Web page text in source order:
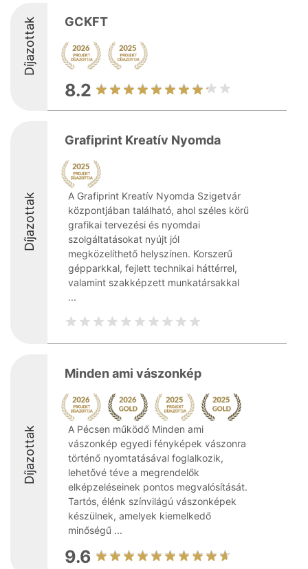
Díjazottak GCKFT
8.2
Díjazottak
Grafiprint Kreatív Nyomda
A Grafiprint Kreatív Nyomda Szigetvár
központjában található, ahol széles körű
grafikai tervezési és nyomdai
szolgáltatásokat nyújt jól
megközelíthető helyszínen. Korszerű
gépparkkal, fejlett technikai háttérrel,
valamint szakképzett munkatársakkal
...
Díjazottak
Minden ami vászonkép
A Pécsen működő Minden ami
vászonkép egyedi fényképek vászonra
történő nyomtatásával foglalkozik,
lehetővé téve a megrendelők
elképzeléseinek pontos megvalósítását.
Tartós, élénk színvilágú vászonképek
készülnek, amelyek kiemelkedő
minőségű ...
9.6